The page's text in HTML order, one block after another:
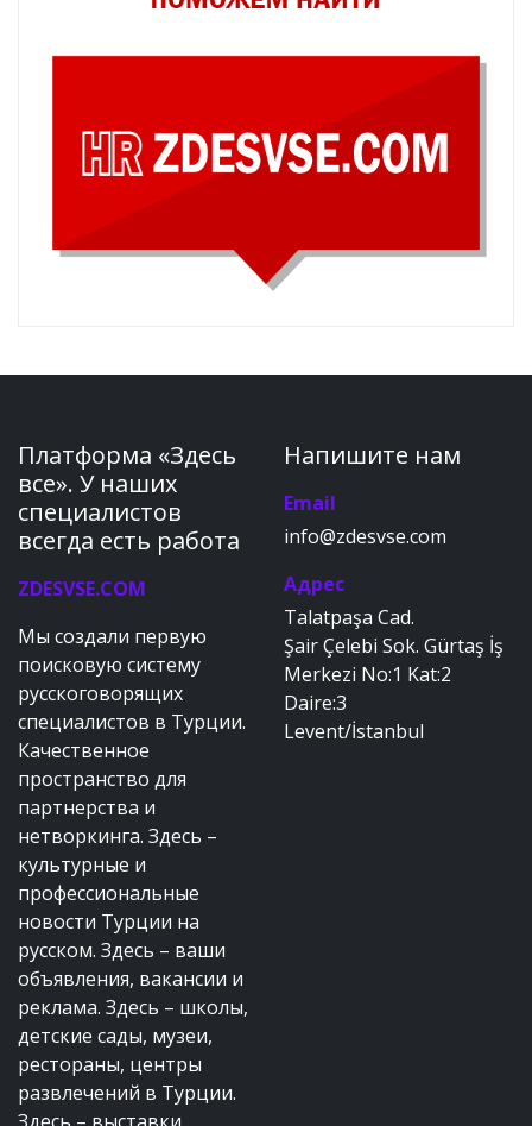
Платформа «Здесь
все». У наших
специалистов
всегда есть работа
ZDESVSE.COM
Мы создали первую
поисковую систему
русскоговорящих
специалистов в Турции.
Качественное
пространство для
партнерства и
нетворкинга. Здесь –
культурные и
профессиональные
новости Турции на
русском. Здесь – ваши
объявления, вакансии и
реклама. Здесь – школы,
детские сады, музеи,
рестораны, центры
развлечений в Турции.
Напишите нам
Email
info@zdesvse.com
Адрес
Talatpaşa Cad.
Şair Çelebi Sok. Gürtaş İş
Merkezi No:1 Kat:2
Daire:3
Levent/İstanbul